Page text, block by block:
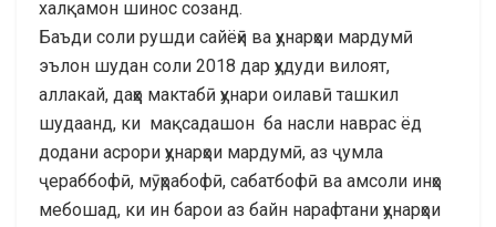
халқамон шинос созанд.
Баъди соли рушди сайёҳӣ ва ҳунарҳои мардумӣ
эълон шудан соли 2018 дар ҳудуди вилоят,
аллакай, даҳҳо мактабӣ ҳунари оилавӣ ташкил
шудаанд, ки мақсадашон ба насли наврас ёд
додани асрори ҳунарҳои мардумӣ, аз ҷумла
ҷeраббофӣ, мӯҳрабофӣ, сабатбофӣ ва амсоли инҳо
мебошад, ки ин барои аз байн нарафтани ҳунарҳои